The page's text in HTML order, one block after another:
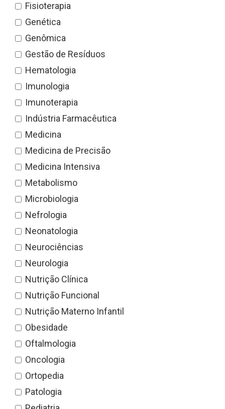
Fisioterapia
Genética
Genômica
Gestão de Resíduos
Hematologia
Imunologia
Imunoterapia
Indústria Farmacêutica
Medicina
Medicina de Precisão
Medicina Intensiva
Metabolismo
Microbiologia
Nefrologia
Neonatologia
Neurociências
Neurologia
Nutrição Clínica
Nutrição Funcional
Nutrição Materno Infantil
Obesidade
Oftalmologia
Oncologia
Ortopedia
Patologia